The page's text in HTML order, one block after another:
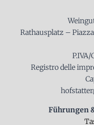
Rathausplatz –
P.IVA/
Registro delle
Führungen